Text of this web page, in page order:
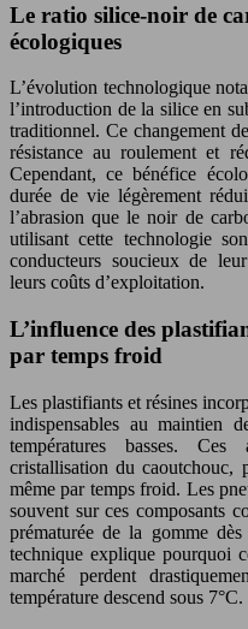
Le ratio silice-noir de
écologiques
L’évolution technologique
l’introduction de la silice en
traditionnel. Ce changement
résistance au roulement et
Cependant, ce bénéfice
durée de vie légèrement
l’abrasion que le noir de
utilisant cette technologie
conducteurs soucieux de
leurs coûts d’exploitation.
L’influence des
par temps froid
Les plastifiants et résines
indispensables au maintien
températures basses.
cristallisation du caoutchouc,
même par temps froid. Les
souvent sur ces composants
prématurée de la gomme
technique explique pourquoi
marché perdent
température descend sous 7°C.